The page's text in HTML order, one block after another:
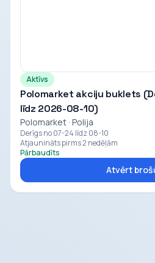
Aktīvs
Polomarket akciju buklets
līdz 2026-08-10)
Polomarket · Polija
Derīgs no 07-24 līdz 08-10
Atjaunināts pirms 2 nedēļām
Pārbaudīts
Atvērt